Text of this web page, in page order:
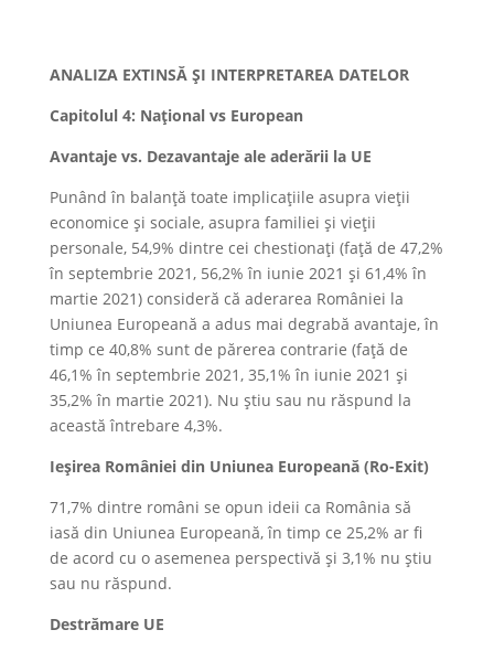
ANALIZA EXTINSĂ ȘI INTERPRETAREA DATELOR
Capitolul 4: Național vs European
Avantaje vs. Dezavantaje ale aderării la UE
Punând în balanță toate implicațiile asupra vieții
economice și sociale, asupra familiei și vieții
personale, 54,9% dintre cei chestionați (față de 47,2%
în septembrie 2021, 56,2% în iunie 2021 și 61,4% în
martie 2021) consideră că aderarea României la
Uniunea Europeană a adus mai degrabă avantaje, în
timp ce 40,8% sunt de părerea contrarie (față de
46,1% în septembrie 2021, 35,1% în iunie 2021 și
35,2% în martie 2021). Nu știu sau nu răspund la
această întrebare 4,3%.
Ieșirea României din Uniunea Europeană (Ro-Exit)
71,7% dintre români se opun ideii ca România să
iasă din Uniunea Europeană, în timp ce 25,2% ar fi
de acord cu o asemenea perspectivă și 3,1% nu știu
sau nu răspund.
Destrămare UE